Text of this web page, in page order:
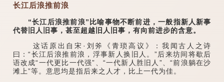
长江后浪推前浪
“长江后浪推前浪”比喻事物不断前进，一般指新人新事
代替旧人旧事，甚至超越旧人旧事，有向前进步的含意。
这话原出自宋·刘斧《青琐高议》：我闻古人之诗
曰：“长江后浪推前浪，浮事新人换旧人。”后来坊间将歇后
语改成“一代更比一代强”、“一代新人胜旧人”、“前浪躺在沙
滩上”等。意思均是指后来之人才，比上一代为佳。